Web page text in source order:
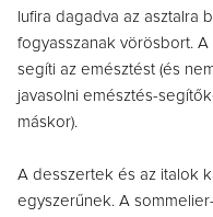
lufira dagadva az asztalra
fogyasszanak vörösbort.
segíti az emésztést (és
javasolni emésztés-
máskor).
A desszertek és az italok
egyszerűnek. A